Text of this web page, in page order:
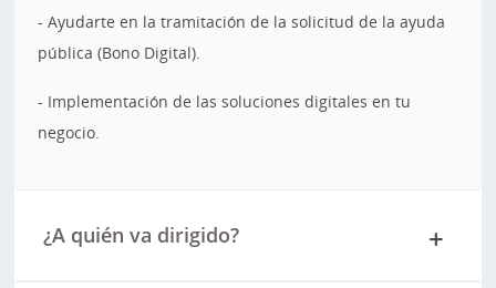
- Ayudarte en la tramitación de la solicitud de la ayuda
pública (Bono Digital).
- Implementación de las soluciones digitales en tu
negocio.
¿A quién va dirigido?